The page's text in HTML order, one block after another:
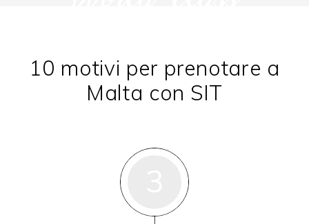
10 motivi per prenotare a
Malta con SIT